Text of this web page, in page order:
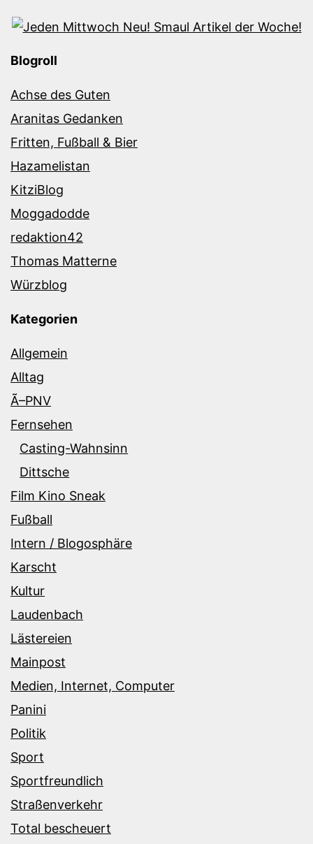
Blogroll
Achse des Guten
Aranitas Gedanken
Fritten, Fußball & Bier
Hazamelistan
KitziBlog
Moggadodde
redaktion42
Thomas Matterne
Würzblog
Kategorien
Allgemein
Alltag
Ã–PNV
Fernsehen
Casting-Wahnsinn
Dittsche
Film Kino Sneak
Fußball
Intern / Blogosphäre
Karscht
Kultur
Laudenbach
Lästereien
Mainpost
Medien, Internet, Computer
Panini
Politik
Sport
Sportfreundlich
Straßenverkehr
Total bescheuert